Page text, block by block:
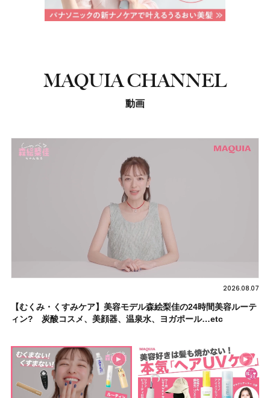
MAQUIA CHANNEL
動画
2026.08.07
【むくみ・くすみケア】美容モデル森絵梨佳の24時間美容ルーテ
ィン? 炭酸コスメ、美顔器、温泉水、ヨガポール…etc